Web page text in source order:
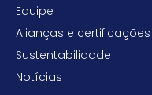
Equipe
Alianças e certificações
Sustentabilidade
Notícias